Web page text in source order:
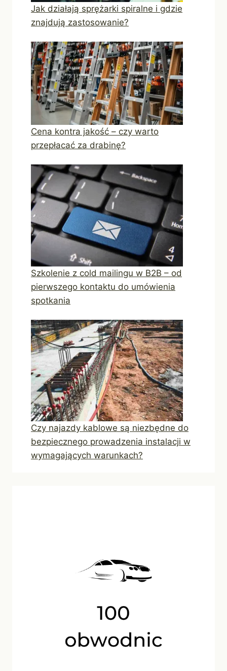
Jak działają sprężarki spiralne i gdzie
znajdują zastosowanie?
Cena kontra jakość – czy warto
przepłacać za drabinę?
Szkolenie z cold mailingu w B2B – od
pierwszego kontaktu do umówienia
spotkania
Czy najazdy kablowe są niezbędne do
bezpiecznego prowadzenia instalacji w
wymagających warunkach?